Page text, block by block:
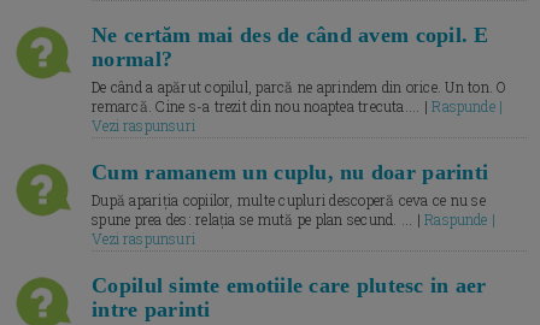
Ne certăm mai des de când avem copil. E
normal?
De când a apărut copilul, parcă ne aprindem din orice. Un ton. O
remarcă. Cine s-a trezit din nou noaptea trecuta.... |Raspunde |
Vezi raspunsuri
Cum ramanem un cuplu, nu doar parinti
După apariția copiilor, multe cupluri descoperă ceva ce nu se
spune prea des: relația se mută pe plan secund. ... |Raspunde |
Vezi raspunsuri
Copilul simte emotiile care plutesc in aer
intre parinti